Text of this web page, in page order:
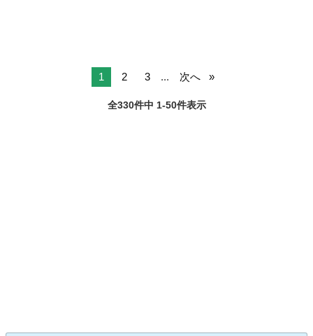
1 2 3 ... 次へ
全330件中 1-50件表示